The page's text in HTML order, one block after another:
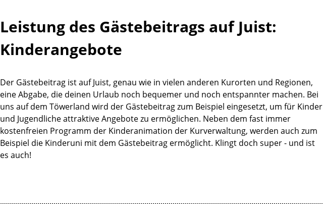
Leistung des Gästebeitrags auf Juist:
Kinderangebote
Der Gästebeitrag ist auf Juist, genau wie in vielen anderen Kurorten und Regionen,
eine Abgabe, die deinen Urlaub noch bequemer und noch entspannter machen. Bei
uns auf dem Töwerland wird der Gästebeitrag zum Beispiel eingesetzt, um für Kinder
und Jugendliche attraktive Angebote zu ermöglichen. Neben dem fast immer
kostenfreien Programm der Kinderanimation der Kurverwaltung, werden auch zum
Beispiel die Kinderuni mit dem Gästebeitrag ermöglicht. Klingt doch super - und ist
es auch!